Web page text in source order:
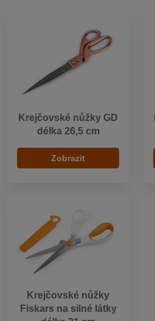
Krejčovské nůžky GD
délka 26,5 cm
Zobrazit
Krejčovské nůžky
Fiskars na silné látky